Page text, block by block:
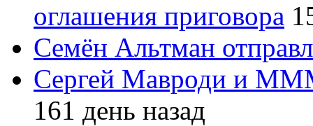
оглашения приговора
Семён Альтман
Сергей Мавроди и
161 день назад